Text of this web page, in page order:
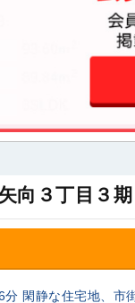
向３丁目３
分 閑静な住宅地、